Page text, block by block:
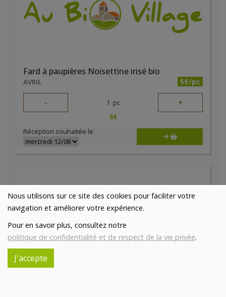
Nous utilisons sur ce site des cookies pour faciliter votre
navigation et améliorer votre expérience.
Pour en savoir plus, consultez notre
politique de confidentialité et de respect de la vie privée.
J'accepte
Fard à paupières Noisettine irisé bio
AVRIL 5€/pc
- 1 pc +
5€
Réception souhaitée le
Fard à paupières Or antique irisé bio